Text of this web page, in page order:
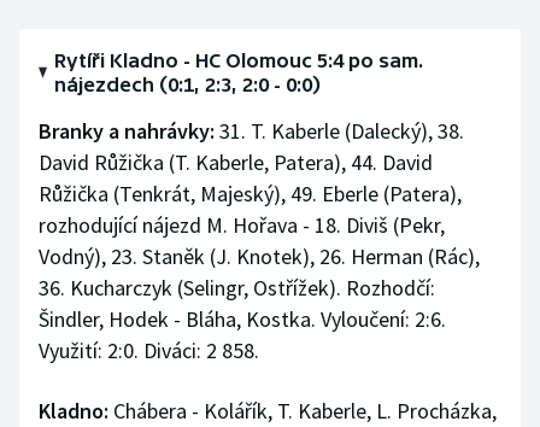
Rytíři Kladno - HC Olomouc 5:4 po sam.
nájezdech (0:1, 2:3, 2:0 - 0:0)
Branky a nahrávky: 31. T. Kaberle (Dalecký), 38.
David Růžička (T. Kaberle, Patera), 44. David
Růžička (Tenkrát, Majeský), 49. Eberle (Patera),
rozhodující nájezd M. Hořava - 18. Diviš (Pekr,
Vodný), 23. Staněk (J. Knotek), 26. Herman (Rác),
36. Kucharczyk (Selingr, Ostřížek). Rozhodčí:
Šindler, Hodek - Bláha, Kostka. Vyloučení: 2:6.
Využití: 2:0. Diváci: 2 858.
Kladno: Chábera - Kolářík, T. Kaberle, L. Procházka,